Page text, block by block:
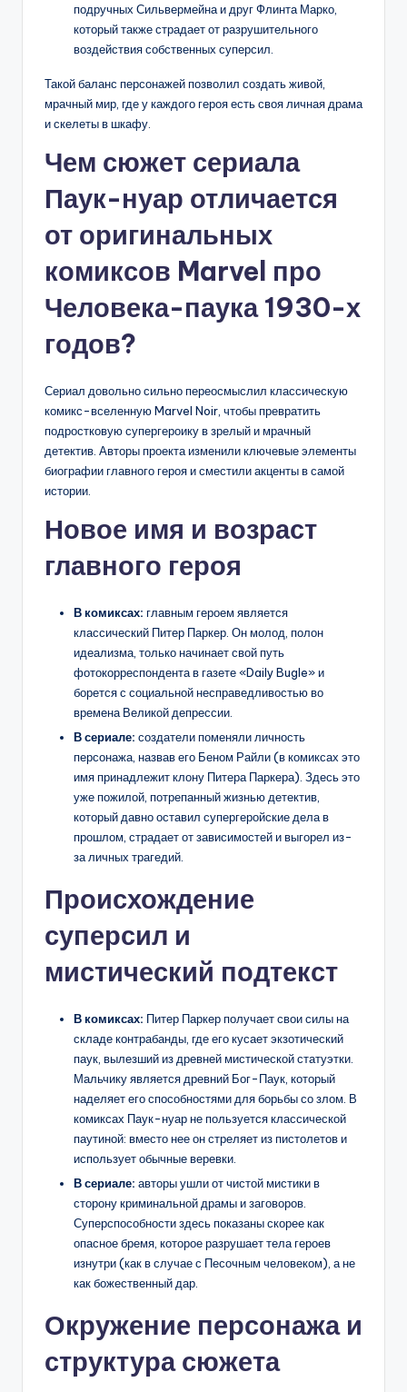
подручных Сильвермейна и друг Флинта Марко,
который также страдает от разрушительного
воздействия собственных суперсил.
Такой баланс персонажей позволил создать живой,
мрачный мир, где у каждого героя есть своя личная драма
и скелеты в шкафу.
Чем сюжет сериала
Паук-нуар отличается
от оригинальных
комиксов Marvel про
Человека-паука 1930-х
годов?
Сериал довольно сильно переосмыслил классическую
комикс-вселенную Marvel Noir, чтобы превратить
подростковую супергероику в зрелый и мрачный
детектив. Авторы проекта изменили ключевые элементы
биографии главного героя и сместили акценты в самой
истории.
Новое имя и возраст
главного героя
В комиксах: главным героем является
классический Питер Паркер. Он молод, полон
идеализма, только начинает свой путь
фотокорреспондента в газете «Daily Bugle» и
борется с социальной несправедливостью во
времена Великой депрессии.
В сериале: создатели поменяли личность
персонажа, назвав его Беном Райли (в комиксах это
имя принадлежит клону Питера Паркера). Здесь это
уже пожилой, потрепанный жизнью детектив,
который давно оставил супергеройские дела в
прошлом, страдает от зависимостей и выгорел из-
за личных трагедий.
Происхождение
суперсил и
мистический подтекст
В комиксах: Питер Паркер получает свои силы на
складе контрабанды, где его кусает экзотический
паук, вылезший из древней мистической статуэтки.
Мальчику является древний Бог-Паук, который
наделяет его способностями для борьбы со злом. В
комиксах Паук-нуар не пользуется классической
паутиной: вместо нее он стреляет из пистолетов и
использует обычные веревки.
В сериале: авторы ушли от чистой мистики в
сторону криминальной драмы и заговоров.
Суперспособности здесь показаны скорее как
опасное бремя, которое разрушает тела героев
изнутри (как в случае с Песочным человеком), а не
как божественный дар.
Окружение персонажа и
структура сюжета